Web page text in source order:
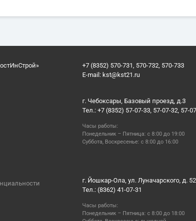
+7 (8352) 570-731, 570-732, 570-733
E-mail: kst@kst21.ru
г. Чебоксары, Базовый проезд, д.3
Тел.: +7 (8352) 57-07-33, 57-07-32, 57-
Часы работы:
Понедельник – Пятница: с 8:00 до 19:00
Суббота, Воскресенье: с 8:00 до 16:00
г. Йошкар-Ола, ул. Луначарского, д.
Тел.: (8362) 41-07-31
Часы работы:
Понедельник – Пятница: с 8:00 до 18:00